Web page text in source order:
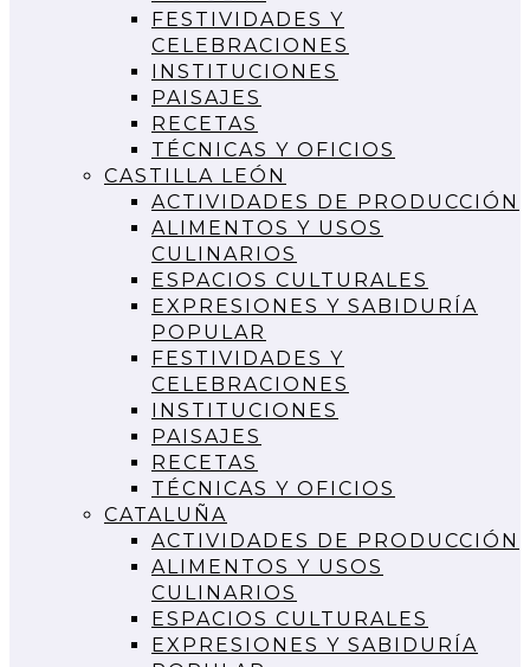
FESTIVIDADES Y
CELEBRACIONES
INSTITUCIONES
PAISAJES
RECETAS
TÉCNICAS Y OFICIOS
CASTILLA LEÓN
ACTIVIDADES DE PRODUCCIÓN
ALIMENTOS Y USOS
CULINARIOS
ESPACIOS CULTURALES
EXPRESIONES Y SABIDURÍA
POPULAR
FESTIVIDADES Y
CELEBRACIONES
INSTITUCIONES
PAISAJES
RECETAS
TÉCNICAS Y OFICIOS
CATALUÑA
ACTIVIDADES DE PRODUCCIÓN
ALIMENTOS Y USOS
CULINARIOS
ESPACIOS CULTURALES
EXPRESIONES Y SABIDURÍA